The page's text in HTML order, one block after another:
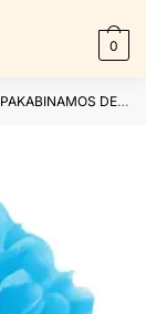
0
PAKABINAMOS DEKORACIJOS